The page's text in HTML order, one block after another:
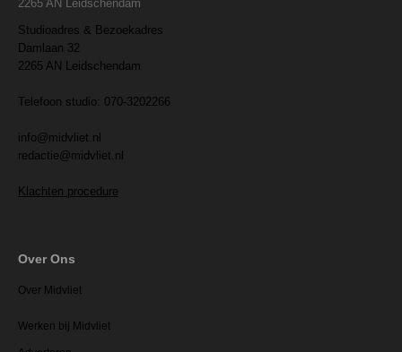
2265 AN Leidschendam
Studioadres & Bezoekadres
Damlaan 32
2265 AN Leidschendam
Telefoon studio: 070-3202266
info@midvliet.nl
redactie@midvliet.nl
Klachten procedure
Over Ons
Over Midvliet
Werken bij Midvliet